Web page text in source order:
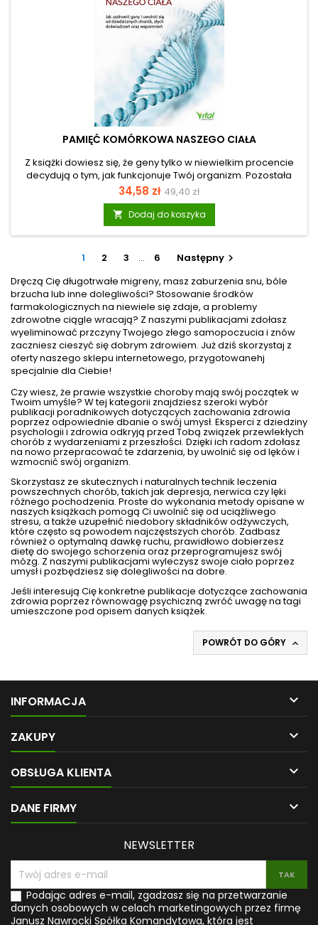
PAMIĘĆ KOMÓRKOWA NASZEGO CIAŁA
Z książki dowiesz się, że geny tylko w niewielkim procencie
decydują o tym, jak funkcjonuje Twój organizm. Pozostała
część to oddziaływanie otoczenia, styl życia i relacje
międzyludzkie. Dlatego tak bardzo ważne jest, aby Twoje
kontakty z innymi osobami były jak najlepsze. Teraz i Ty
przestaniesz być niewolnikiem swoich genów i zaczniesz na
nie wpływać, zmieniać i aktywować w odpowiedni sposób.
Autor, neurobiolog i doktor nauk medycznych, wyjaśnia, jak
doświadczenia i wspomnienia, które są...
Cena
34,58 zł Cena
podstawowa
49,40 zł
 Dodaj do koszyka
1 2 3 … 6 Następny
Dręczą Cię długotrwałe migreny, masz zaburzenia snu, bóle
brzucha lub inne dolegliwości? Stosowanie środków
farmakologicznych na niewiele się zdaje, a problemy
zdrowotne ciągle wracają? Z naszymi publikacjami zdołasz
wyeliminować przczyny Twojego złego samopoczucia i znów
zaczniesz cieszyć się dobrym zdrowiem. Już dziś skorzystaj z
oferty naszego sklepu internetowego, przygotowanehj
specjalnie dla Ciebie!
Czy wiesz, że prawie wszystkie choroby mają swój początek w
Twoim umyśle? W tej kategorii znajdziesz szeroki wybór
publikacji poradnikowych dotyczących zachowania zdrowia
poprzez odpowiednie dbanie o swój umysł. Eksperci z dziedziny
psychologii i zdrowia odkryją przed Tobą związek przewlekłych
chorób z wydarzeniami z przeszłości. Dzięki ich radom zdołasz
na nowo przepracować te zdarzenia, by uwolnić się od lęków i
wzmocnić swój organizm.
Skorzystasz ze skutecznych i naturalnych technik leczenia
powszechnych chorób, takich jak depresja, nerwica czy lęki
różnego pochodzenia. Proste do wykonania metody opisane w
naszych książkach pomogą Ci uwolnić się od uciążliwego
stresu, a także uzupełnić niedobory składników odżywczych,
które często są powodem najczęstszych chorób. Zadbasz
również o optymalną dawkę ruchu, prawidłowo dobierzesz
dietę do swojego schorzenia oraz przeprogramujesz swój
mózg. Z naszymi publikacjami wyleczysz swoje ciało poprzez
umysł i pozbędziesz się dolegliwości na dobre.
Jeśli interesują Cię konkretne publikacje dotyczące zachowania
zdrowia poprzez równowagę psychiczną zwróć uwagę na tagi
umieszczone pod opisem danych książek.
POWRÓT DO GÓRY 
INFORMACJA 
ZAKUPY 
OBSŁUGA KLIENTA 
DANE FIRMY 
NEWSLETTER
Podając adres e-mail, zgadzasz się na przetwarzanie
danych osobowych w celach marketingowych przez firmę
Janusz Nawrocki Spółka Komandytowa, która jest